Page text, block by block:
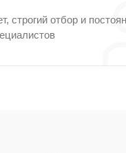
строгий отбор и